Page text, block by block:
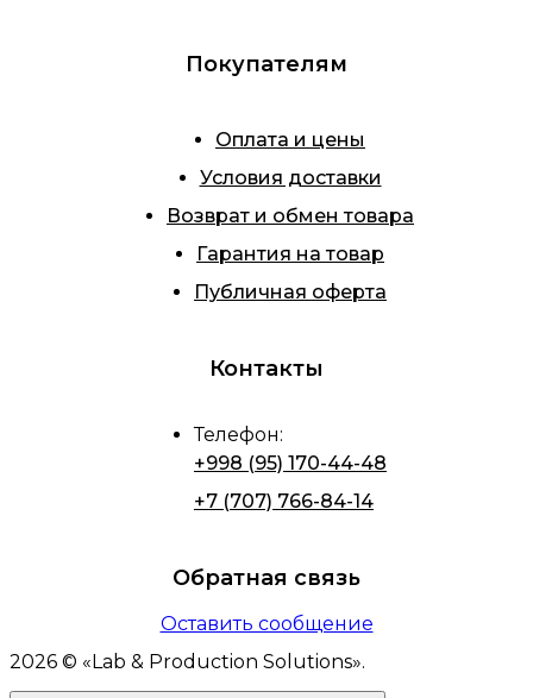
Покупателям
Оплата и цены
Условия доставки
Возврат и обмен товара
Гарантия на товар
Публичная оферта
Контакты
Телефон:
+998 (95) 170-44-48
+7 (707) 766-84-14
Обратная связь
Оставить сообщение
2026 © « Lab & Production Solutions».